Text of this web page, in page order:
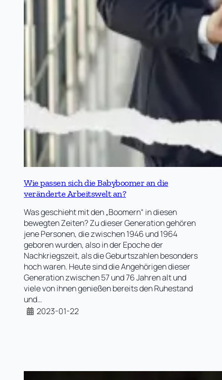
Wie passen sich die Babyboomer an die
veränderte Arbeitswelt an?
Was geschieht mit den „Boomern“ in diesen
bewegten Zeiten? Zu dieser Generation gehören
jene Personen, die zwischen 1946 und 1964
geboren wurden, also in der Epoche der
Nachkriegszeit, als die Geburtszahlen besonders
hoch waren. Heute sind die Angehörigen dieser
Generation zwischen 57 und 76 Jahren alt und
viele von ihnen genießen bereits den Ruhestand
und…
2023-01-22